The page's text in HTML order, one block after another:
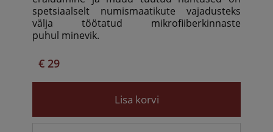
spetsiaalselt numismaatikute vajadusteks
välja töötatud mikrofiiberkinnaste
puhul minevik.
€ 29
Lisa korvi